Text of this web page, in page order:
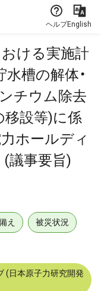
ヘルプEnglish
ける実施計
槽の解体・
チウム除去
設等)に係
ホールディ
議事要旨)
え 被災状況
(日本原子力研究開発